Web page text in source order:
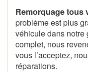
Remorquage tous
problème est plus
véhicule dans notre
complet, nous
vous l’acceptez,
réparations.